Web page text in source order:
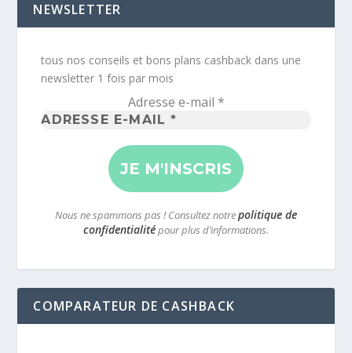
NEWSLETTER
tous nos conseils et bons plans cashback dans une
newsletter 1 fois par mois
Adresse e-mail *
Nous ne spammons pas ! Consultez notrepolitique de
confidentialitépour plus d’informations.
COMPARATEUR DE CASHBACK